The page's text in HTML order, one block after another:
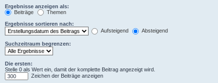
Ergebnisse anzeigen als:
Beiträge
Themen
Ergebnisse sortieren nach:
Aufsteigend
Absteigend
Suchzeitraum begrenzen:
Die ersten:
Stelle 0 als Wert ein, damit der komplette Beitrag angezeigt wird.
Zeichen der Beiträge anzeigen